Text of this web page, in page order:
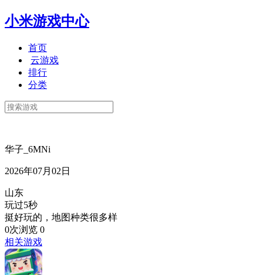
小米游戏中心
首页
云游戏
排行
分类
华子_6MNi
2026年07月02日
山东
玩过5秒
挺好玩的，地图种类很多样
0次浏览 0
相关游戏